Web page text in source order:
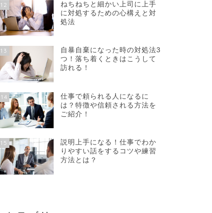
12
ねちねちと細かい上司に上手
に対処するための心構えと対
処法
13
自暴自棄になった時の対処法3
つ！落ち着くときはこうして
訪れる！
14
仕事で頼られる人になるに
は？特徴や信頼される方法を
ご紹介！
15
説明上手になる！仕事でわか
りやすい話をするコツや練習
方法とは？